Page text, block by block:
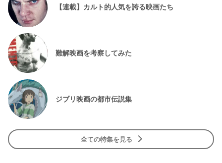
【連載】カルト的人気を誇る映画たち
難解映画を考察してみた
ジブリ映画の都市伝説集
全ての特集を見る